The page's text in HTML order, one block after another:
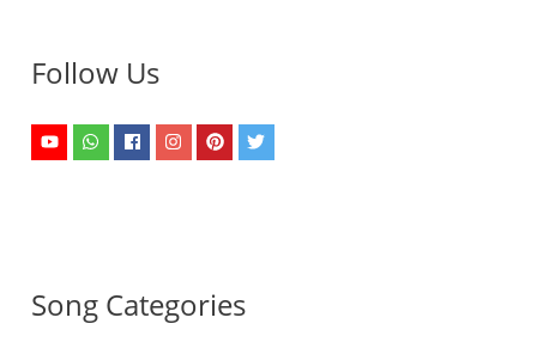
Follow Us
Song Categories